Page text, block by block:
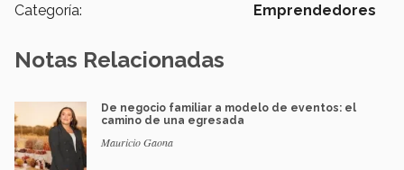
Categoría: Emprendedores
Notas Relacionadas
De negocio familiar a modelo de eventos: el
camino de una egresada
Mauricio Gaona